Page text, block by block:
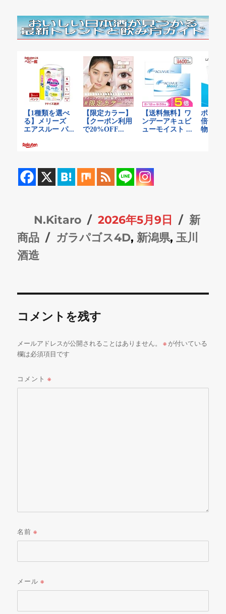
投
稿
者
N.Kitaro
投
稿
2026年5月9日
カ
テ
ー
新
商品
タ
ガラパゴス4D, 新潟県,玉川
酒造
コメントを残す
メールアドレスが公開されることはありません。 ※ が付いている
欄は必須項目です
コメント※
名前※
メール※